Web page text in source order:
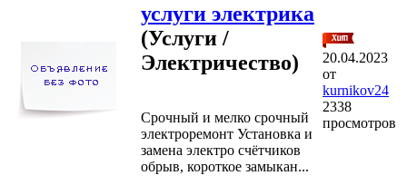
услуги электрика
(Услуги /
Электричество)
Срочный и мелко срочный
электроремонт Установка и
замена электро счётчиков
обрыв, короткое замыкан...
20.04.2023
от
kurnikov24
2338
просмотров